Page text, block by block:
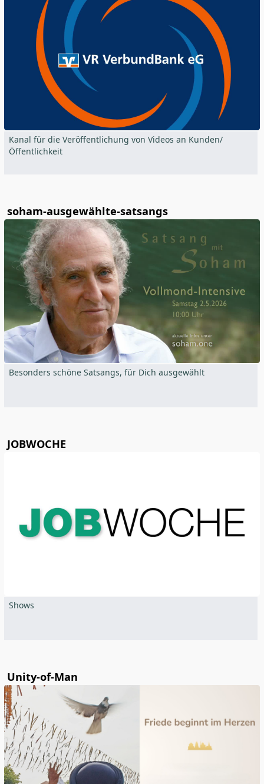
Kanal für die Veröffentlichung von Videos an Kunden/
Öffentlichkeit
soham-ausgewählte-satsangs
Besonders schöne Satsangs, für Dich ausgewählt
JOBWOCHE
Shows
Unity-of-Man